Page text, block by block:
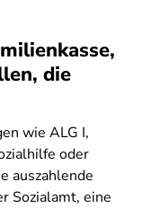
die
wie ALG I,
oder
auszahlende
Sozialamt, eine